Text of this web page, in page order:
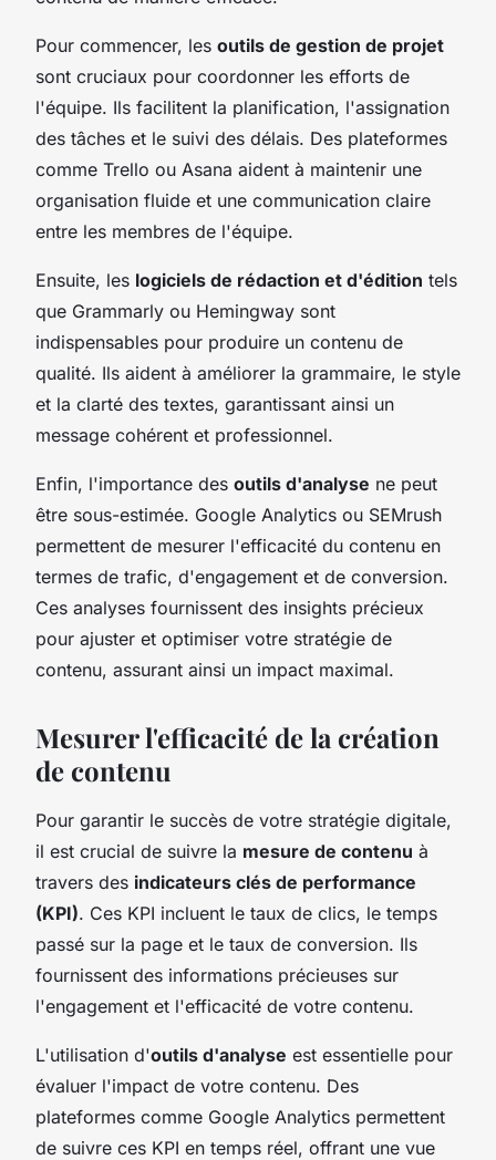
Pour commencer, les outils de gestion de projet
sont cruciaux pour coordonner les efforts de
l'équipe. Ils facilitent la planification, l'assignation
des tâches et le suivi des délais. Des plateformes
comme Trello ou Asana aident à maintenir une
organisation fluide et une communication claire
entre les membres de l'équipe.
Ensuite, les logiciels de rédaction et d'édition tels
que Grammarly ou Hemingway sont
indispensables pour produire un contenu de
qualité. Ils aident à améliorer la grammaire, le style
et la clarté des textes, garantissant ainsi un
message cohérent et professionnel.
Enfin, l'importance des outils d'analyse ne peut
être sous-estimée. Google Analytics ou SEMrush
permettent de mesurer l'efficacité du contenu en
termes de trafic, d'engagement et de conversion.
Ces analyses fournissent des insights précieux
pour ajuster et optimiser votre stratégie de
contenu, assurant ainsi un impact maximal.
Mesurer l'efficacité de la création
de contenu
Pour garantir le succès de votre stratégie digitale,
il est crucial de suivre la mesure de contenu à
travers des indicateurs clés de performance
(KPI). Ces KPI incluent le taux de clics, le temps
passé sur la page et le taux de conversion. Ils
fournissent des informations précieuses sur
l'engagement et l'efficacité de votre contenu.
L'utilisation d'outils d'analyse est essentielle pour
évaluer l'impact de votre contenu. Des
plateformes comme Google Analytics permettent
de suivre ces KPI en temps réel, offrant une vue